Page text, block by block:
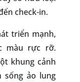
check-in.
triển mạnh,
màu rực rỡ.
khung cảnh
sống ảo lung